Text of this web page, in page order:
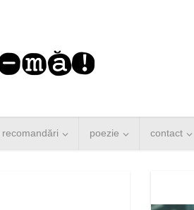
recomandări poezie contact